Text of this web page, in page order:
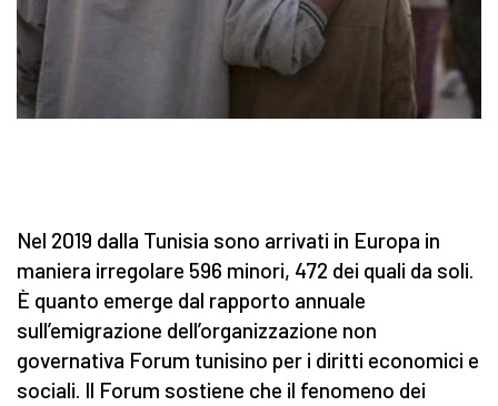
Nel 2019 dalla Tunisia sono arrivati in Europa in
maniera irregolare 596 minori, 472 dei quali da soli.
È quanto emerge dal rapporto annuale
sull’emigrazione dell’organizzazione non
governativa Forum tunisino per i diritti economici e
sociali. Il Forum sostiene che il fenomeno dei